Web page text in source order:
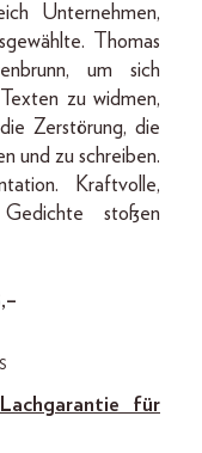
Unternehmen,
Thomas
um sich
zu widmen,
Zerstörung, die
und zu schreiben.
Kraftvolle,
Gedichte stoßen
für